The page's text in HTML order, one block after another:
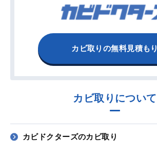
カビ取りの無料見積もり
カビ取りについて
カビドクターズのカビ取り